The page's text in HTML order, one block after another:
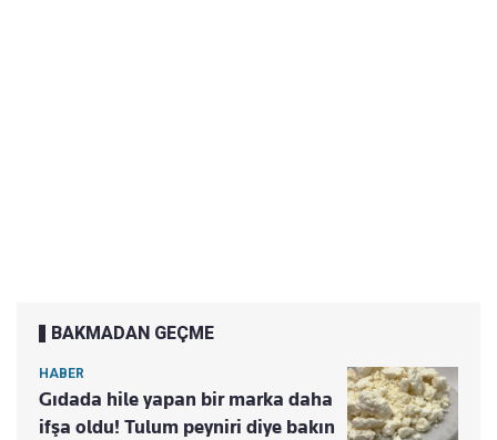
BAKMADAN GEÇME
HABER
Gıdada hile yapan bir marka daha
ifşa oldu! Tulum peyniri diye bakın